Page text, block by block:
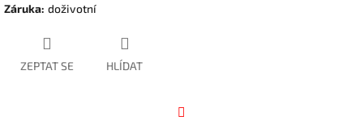
Záruka: doživotní
ZEPTAT SE HLÍDAT